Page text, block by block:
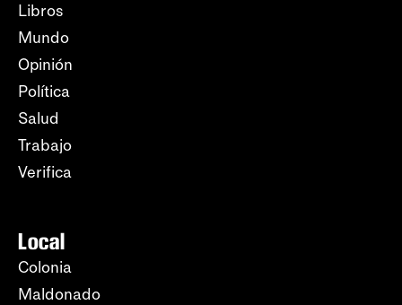
Libros
Mundo
Opinión
Política
Salud
Trabajo
Verifica
Local
Colonia
Maldonado